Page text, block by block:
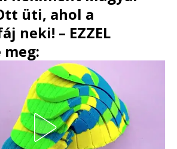
üti, ahol a
neki! – EZZEL